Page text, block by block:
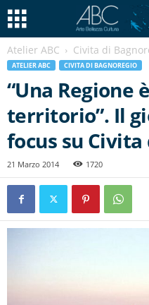
Atelier ABC Civita di
ATELIER ABC CIVITA DI BAGNOREGIO
“Una Regione
territorio”. Il
focus su
21 Marzo 2014 1720